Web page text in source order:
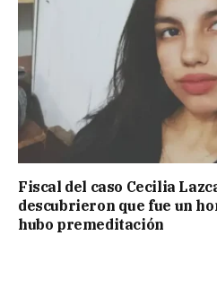
Fiscal del caso Cecilia
descubrieron que fue un
hubo premeditación